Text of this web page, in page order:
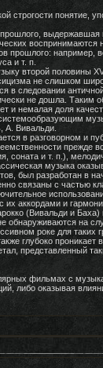
строгости понятие,
воспринимаются
прошлого: например,
и т. п.
второй половины
не слишком
в следовании
не дошла. Таким
и немалая доля
А. Вивальди.
в разговорном и
прежде
и т. п.),
музыка
был разработан в
связаны с частью
их аккордами и
(Вивальди и Баха)
обнаруживаются на
роке для таких
глубоко
представленный
фильмах с
либо оказывая